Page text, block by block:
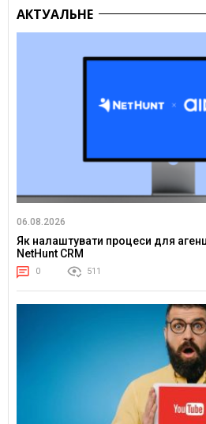
АКТУАЛЬНЕ
06.08.2026
Як налаштувати процеси для
NetHunt CRM
0 511